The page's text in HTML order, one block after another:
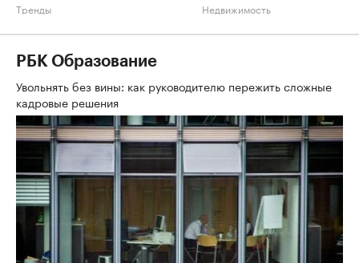
Тренды Недвижимость
РБК Образование
Увольнять без вины: как руководителю пережить сложные
кадровые решения